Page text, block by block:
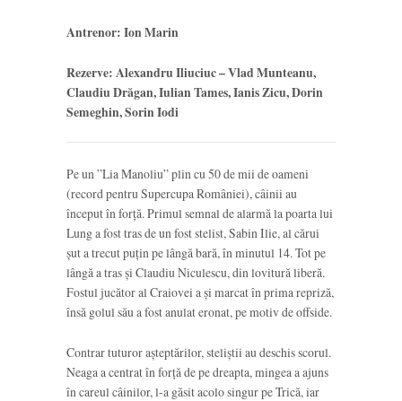
Antrenor: Ion Marin
Rezerve: Alexandru Iliuciuc – Vlad Munteanu,
Claudiu Drăgan, Iulian Tames, Ianis Zicu, Dorin
Semeghin, Sorin Iodi
Pe un ”Lia Manoliu” plin cu 50 de mii de oameni
(record pentru Supercupa României), câinii au
început în forță. Primul semnal de alarmă la poarta lui
Lung a fost tras de un fost stelist, Sabin Ilie, al cărui
șut a trecut puțin pe lângă bară, în minutul 14. Tot pe
lângă a tras și Claudiu Niculescu, din lovitură liberă.
Fostul jucător al Craiovei a și marcat în prima repriză,
însă golul său a fost anulat eronat, pe motiv de offside.
Contrar tuturor așteptărilor, steliștii au deschis scorul.
Neaga a centrat în forță de pe dreapta, mingea a ajuns
în careul câinilor, l-a găsit acolo singur pe Trică, iar